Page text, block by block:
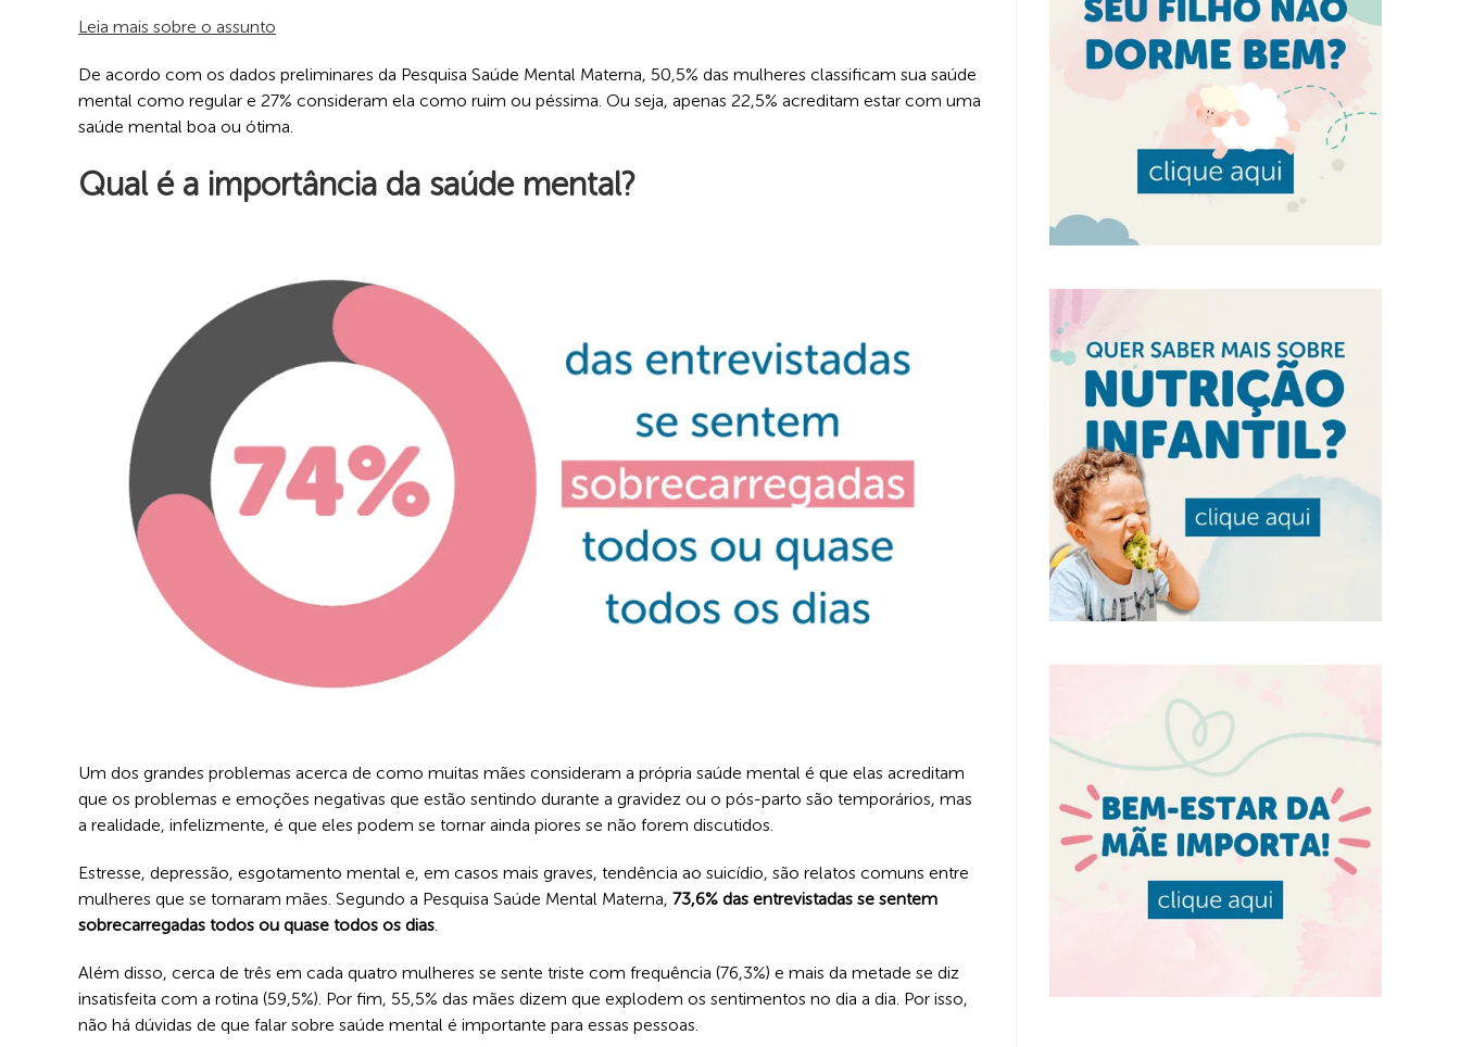
Leia mais sobre o assunto
De acordo com os dados preliminares da Pesquisa Saúde Mental Materna, 50,5% das mulheres classificam sua saúde
mental como regular e 27% consideram ela como ruim ou péssima. Ou seja, apenas 22,5% acreditam estar com uma
saúde mental boa ou ótima.
Qual é a importância da saúde mental?
Um dos grandes problemas acerca de como muitas mães consideram a própria saúde mental é que elas acreditam
que os problemas e emoções negativas que estão sentindo durante a gravidez ou o pós-parto são temporários, mas
a realidade, infelizmente, é que eles podem se tornar ainda piores se não forem discutidos.
Estresse, depressão, esgotamento mental e, em casos mais graves, tendência ao suicídio, são relatos comuns entre
mulheres que se tornaram mães. Segundo a Pesquisa Saúde Mental Materna, 73,6% das entrevistadas se sentem
sobrecarregadas todos ou quase todos os dias.
Além disso, cerca de três em cada quatro mulheres se sente triste com frequência (76,3%) e mais da metade se diz
insatisfeita com a rotina (59,5%). Por fim, 55,5% das mães dizem que explodem os sentimentos no dia a dia. Por isso,
não há dúvidas de que falar sobre saúde mental é importante para essas pessoas.